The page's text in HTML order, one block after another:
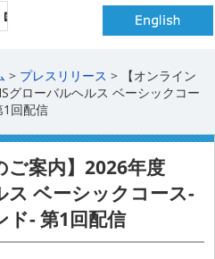
> プレスリリース > 【オンライン
グローバルヘルス ベーシックコー
1回配信
ご案内】2026年度
ス ベーシックコース-
ド- 第1回配信